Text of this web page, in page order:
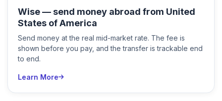
Wise — send money abroad from United
States of America
Send money at the real mid-market rate. The fee is
shown before you pay, and the transfer is trackable end
to end.
Learn More